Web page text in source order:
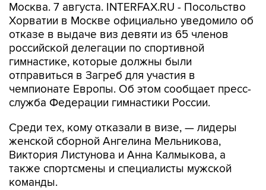
Москва. 7 августа. INTERFAX.RU - Посольство
Хорватии в Москве официально уведомило об
отказе в выдаче виз девяти из 65 членов
российской делегации по спортивной
гимнастике, которые должны были
отправиться в Загреб для участия в
чемпионате Европы. Об этом сообщает пресс-
служба Федерации гимнастики России.
Среди тех, кому отказали в визе, — лидеры
женской сборной Ангелина Мельникова,
Виктория Листунова и Анна Калмыкова, а
также спортсмены и специалисты мужской
команды.